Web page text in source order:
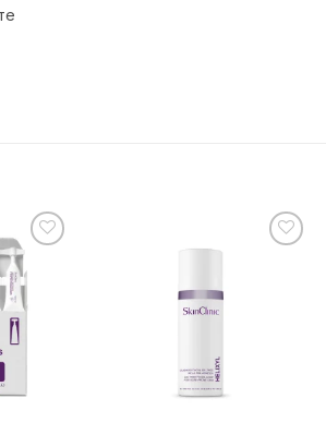
Додати
списку
бажань